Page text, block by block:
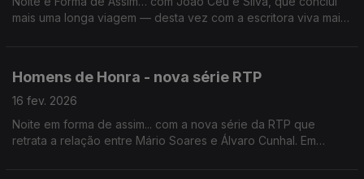
mais uma longa viagem — desta vez com a escritora viva mais
Homens de Honra - nova série RTP
16 fev. 2026
Noite em forma de assim... com a nova série da RTP que
retrata a relação entre Mário Soares e Álvaro Cunhal. Em